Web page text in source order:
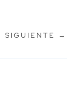
SIGUIENTE →